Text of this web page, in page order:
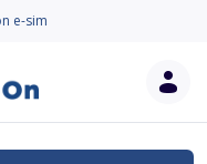
e-sim